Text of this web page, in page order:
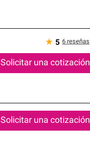
★ 5 6 reseñas
Solicitar una cotización
Solicitar una cotización